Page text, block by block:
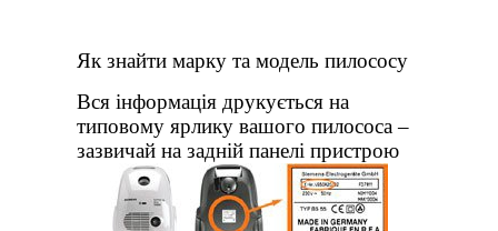
Як знайти марку та модель пилососу
Вся інформація друкується на
типовому ярлику вашого пилососа –
зазвичай на задній панелі пристрою